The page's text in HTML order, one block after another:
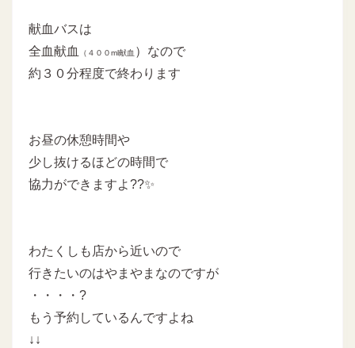
献血バスは
全血献血
（４００ml献血 ）なので
約３０分程度で終わります
お昼の休憩時間や
少し抜けるほどの時間で
協力ができますよ??✨
わたくしも店から近いので
行きたいのはやまやまなのですが
・・・・?
もう予約しているんですよね
↓↓